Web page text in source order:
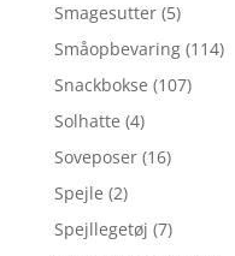
Smagesutter (5)
Småopbevaring (114)
Snackbokse (107)
Solhatte (4)
Soveposer (16)
Spejle (2)
Spejllegetøj (7)